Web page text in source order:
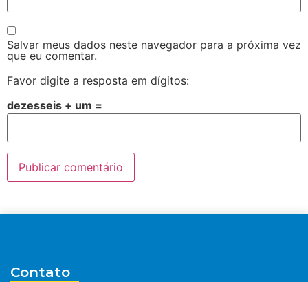
Salvar meus dados neste navegador para a próxima vez
que eu comentar.
Favor digite a resposta em dígitos:
dezesseis + um =
Contato